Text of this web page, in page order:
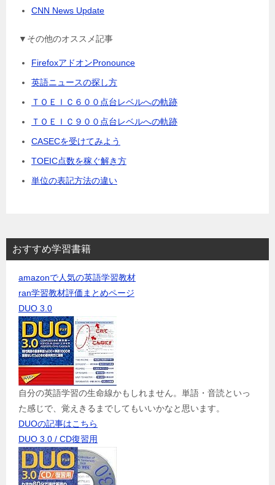
CNN News Update
▼その他のオススメ記事
FirefoxアドオンPronounce
英語ニュースの探し方
ＴＯＥＩＣ６００点台レベルへの軌跡
ＴＯＥＩＣ９００点台レベルへの軌跡
CASECを受けてみよう
TOEIC点数を稼ぐ解き方
単位の表記方法の違い
おすすめ学習書籍
amazonで人気の英語学習教材
ran学習教材評価まとめページ
DUO 3.0
自分の英語学習の生命線かもしれません。単語・音読といっ
た感じで、覚えきるまでしてもいいかなと思います。
DUOの記事はこちら
DUO 3.0 / CD復習用